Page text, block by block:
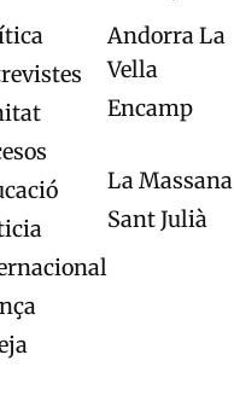
Andorra La
Vella
Encamp
La Massana
Sant Julià